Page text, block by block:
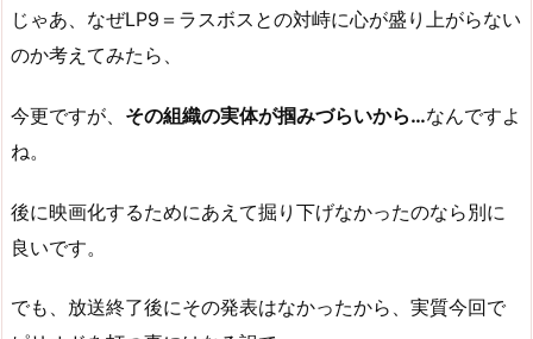
じゃあ、なぜLP9＝ラスボスとの対峙に心が盛り上がらない
のか考えてみたら、
今更ですが、 その組織の実体が掴みづらいから…なんですよ
ね。
後に映画化するためにあえて掘り下げなかったのなら別に
良いです。
でも、放送終了後にその発表はなかったから、実質今回で